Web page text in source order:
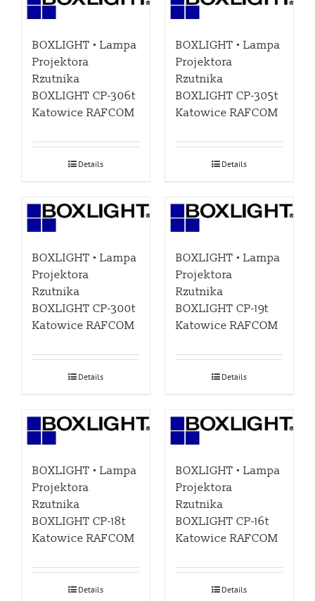
BOXLIGHT • Lampa
Projektora
Rzutnika
BOXLIGHT CP-306t
Katowice RAFCOM
Details
BOXLIGHT • Lampa
Projektora
Rzutnika
BOXLIGHT CP-305t
Katowice RAFCOM
Details
BOXLIGHT • Lampa
Projektora
Rzutnika
BOXLIGHT CP-300t
Katowice RAFCOM
Details
BOXLIGHT • Lampa
Projektora
Rzutnika
BOXLIGHT CP-19t
Katowice RAFCOM
Details
BOXLIGHT • Lampa
Projektora
Rzutnika
BOXLIGHT CP-18t
Katowice RAFCOM
Details
BOXLIGHT • Lampa
Projektora
Rzutnika
BOXLIGHT CP-16t
Katowice RAFCOM
Details